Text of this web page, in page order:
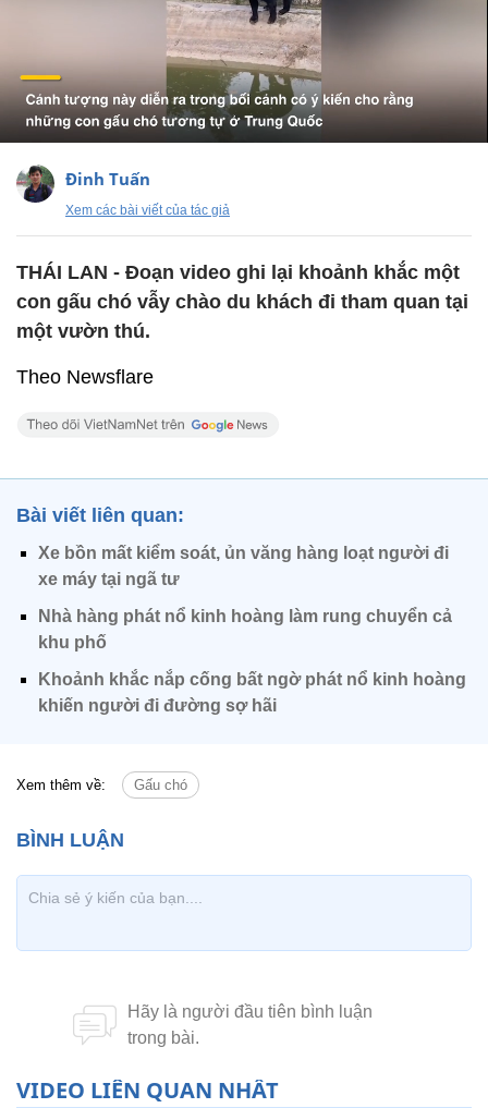
Đinh Tuấn
Xem các bài viết của tác giả
THÁI LAN - Đoạn video ghi lại khoảnh khắc một
con gấu chó vẫy chào du khách đi tham quan tại
một vườn thú.
Theo Newsflare
Bài viết liên quan:
Xe bồn mất kiểm soát, ủn văng hàng loạt người đi
xe máy tại ngã tư
Nhà hàng phát nổ kinh hoàng làm rung chuyển cả
khu phố
Khoảnh khắc nắp cống bất ngờ phát nổ kinh hoàng
khiến người đi đường sợ hãi
Xem thêm về: Gấu chó
VIDEO LIÊN QUAN NHẤT